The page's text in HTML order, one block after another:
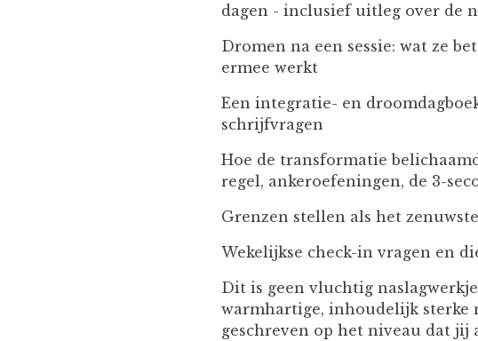
dagen - inclusief uitleg over de
Dromen na een sessie: wat ze
ermee werkt
Een integratie- en
schrijfvragen
Hoe de transformatie
regel, ankeroefeningen, de 3-
Grenzen stellen als het
Wekelijkse check-in vragen en
Dit is geen vluchtig
warmhartige, inhoudelijk sterke
geschreven op het niveau dat jij